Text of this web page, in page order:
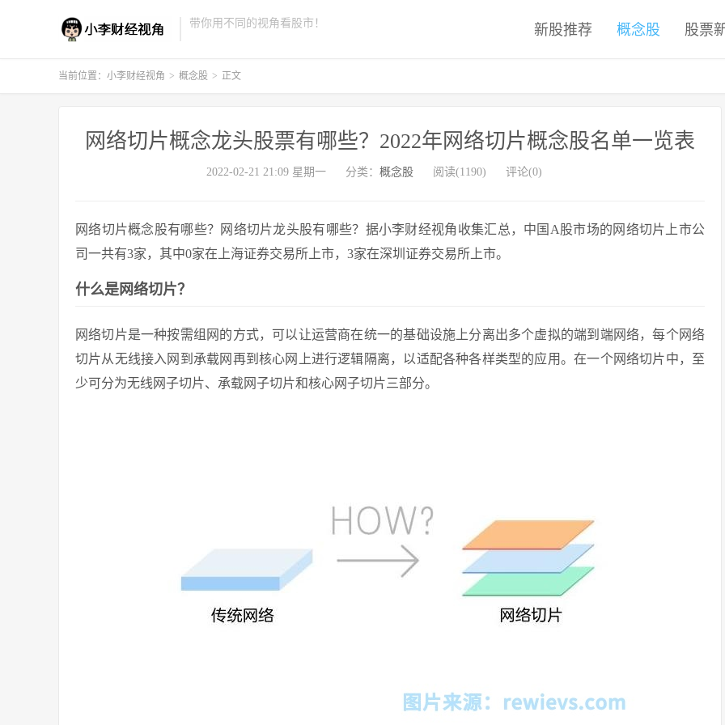
带你用不同的视角看股市！ 新股推荐 概念股 股票
当前位置： 小李财经视角 > 概念股 > 正文
网络切片概念龙头股票有哪些？2022年网络切片概念股名单一览表
2022-02-21 21:09 星期一 分类： 概念股 阅读(1190) 评论(0)
网络切片概念股有哪些？网络切片龙头股有哪些？据小李财经视角收集汇总，中国A股市场的网络切片上市公
司一共有3家，其中0家在上海证券交易所上市，3家在深圳证券交易所上市。
什么是网络切片？
网络切片是一种按需组网的方式，可以让运营商在统一的基础设施上分离出多个虚拟的端到端网络，每个网络
切片从无线接入网到承载网再到核心网上进行逻辑隔离，以适配各种各样类型的应用。在一个网络切片中，至
少可分为无线网子切片、承载网子切片和核心网子切片三部分。